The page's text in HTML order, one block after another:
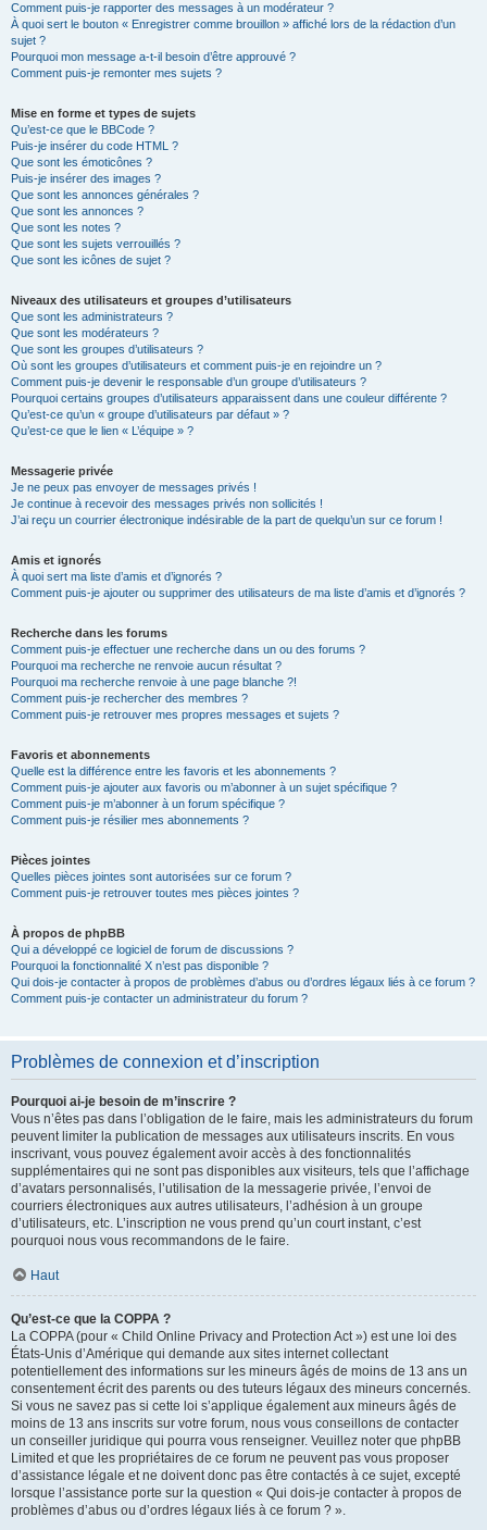
Comment puis-je rapporter des messages à un modérateur ?
À quoi sert le bouton « Enregistrer comme brouillon » affiché lors de la rédaction d’un
sujet ?
Pourquoi mon message a-t-il besoin d’être approuvé ?
Comment puis-je remonter mes sujets ?
Mise en forme et types de sujets
Qu’est-ce que le BBCode ?
Puis-je insérer du code HTML ?
Que sont les émoticônes ?
Puis-je insérer des images ?
Que sont les annonces générales ?
Que sont les annonces ?
Que sont les notes ?
Que sont les sujets verrouillés ?
Que sont les icônes de sujet ?
Niveaux des utilisateurs et groupes d’utilisateurs
Que sont les administrateurs ?
Que sont les modérateurs ?
Que sont les groupes d’utilisateurs ?
Où sont les groupes d’utilisateurs et comment puis-je en rejoindre un ?
Comment puis-je devenir le responsable d’un groupe d’utilisateurs ?
Pourquoi certains groupes d’utilisateurs apparaissent dans une couleur différente ?
Qu’est-ce qu’un « groupe d’utilisateurs par défaut » ?
Qu’est-ce que le lien « L’équipe » ?
Messagerie privée
Je ne peux pas envoyer de messages privés !
Je continue à recevoir des messages privés non sollicités !
J’ai reçu un courrier électronique indésirable de la part de quelqu’un sur ce forum !
Amis et ignorés
À quoi sert ma liste d’amis et d’ignorés ?
Comment puis-je ajouter ou supprimer des utilisateurs de ma liste d’amis et d’ignorés ?
Recherche dans les forums
Comment puis-je effectuer une recherche dans un ou des forums ?
Pourquoi ma recherche ne renvoie aucun résultat ?
Pourquoi ma recherche renvoie à une page blanche ?!
Comment puis-je rechercher des membres ?
Comment puis-je retrouver mes propres messages et sujets ?
Favoris et abonnements
Quelle est la différence entre les favoris et les abonnements ?
Comment puis-je ajouter aux favoris ou m’abonner à un sujet spécifique ?
Comment puis-je m’abonner à un forum spécifique ?
Comment puis-je résilier mes abonnements ?
Pièces jointes
Quelles pièces jointes sont autorisées sur ce forum ?
Comment puis-je retrouver toutes mes pièces jointes ?
À propos de phpBB
Qui a développé ce logiciel de forum de discussions ?
Pourquoi la fonctionnalité X n’est pas disponible ?
Qui dois-je contacter à propos de problèmes d’abus ou d’ordres légaux liés à ce forum ?
Comment puis-je contacter un administrateur du forum ?
Problèmes de connexion et d’inscription
Pourquoi ai-je besoin de m’inscrire ?
Vous n’êtes pas dans l’obligation de le faire, mais les administrateurs du forum
peuvent limiter la publication de messages aux utilisateurs inscrits. En vous
inscrivant, vous pouvez également avoir accès à des fonctionnalités
supplémentaires qui ne sont pas disponibles aux visiteurs, tels que l’affichage
d’avatars personnalisés, l’utilisation de la messagerie privée, l’envoi de
courriers électroniques aux autres utilisateurs, l’adhésion à un groupe
d’utilisateurs, etc. L’inscription ne vous prend qu’un court instant, c’est
pourquoi nous vous recommandons de le faire.
Haut
Qu’est-ce que la COPPA ?
La COPPA (pour « Child Online Privacy and Protection Act ») est une loi des
États-Unis d’Amérique qui demande aux sites internet collectant
potentiellement des informations sur les mineurs âgés de moins de 13 ans un
consentement écrit des parents ou des tuteurs légaux des mineurs concernés.
Si vous ne savez pas si cette loi s’applique également aux mineurs âgés de
moins de 13 ans inscrits sur votre forum, nous vous conseillons de contacter
un conseiller juridique qui pourra vous renseigner. Veuillez noter que phpBB
Limited et que les propriétaires de ce forum ne peuvent pas vous proposer
d’assistance légale et ne doivent donc pas être contactés à ce sujet, excepté
lorsque l’assistance porte sur la question « Qui dois-je contacter à propos de
problèmes d’abus ou d’ordres légaux liés à ce forum ? ».